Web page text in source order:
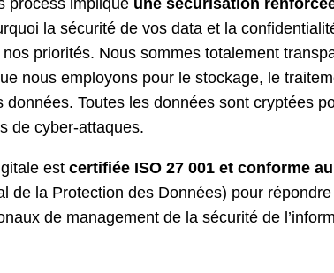
process implique une sécurisation
la sécurité de vos data et la
priorités. Nous sommes totalement
nous employons pour le stockage, le
données. Toutes les données sont cryptées
de cyber-attaques.
est certifiée ISO 27 001 et conforme
de la Protection des Données) pour
de management de la sécurité de